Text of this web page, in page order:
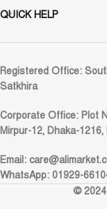
QUICK HELP
Registered Office:
Satkhira
Corporate Office: Plot
Mirpur-12, Dhaka-
Email:
WhatsApp: 01929-
© 2024